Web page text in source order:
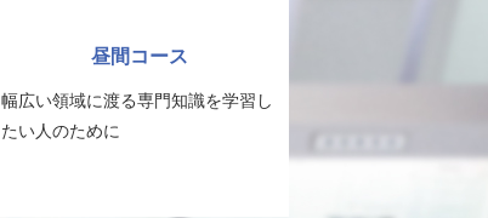
昼間コース
幅広い領域に渡る専門知識を学習し
たい人のために